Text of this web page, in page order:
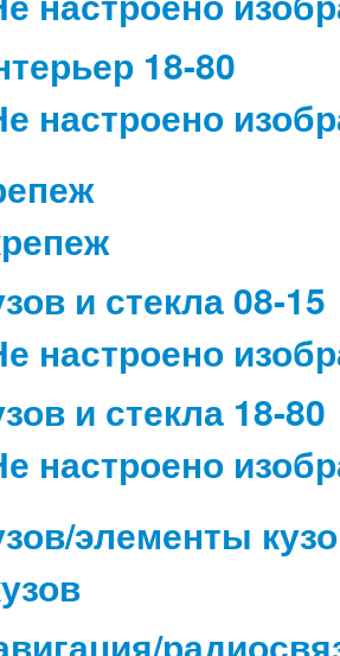
18-80
и стекла 08-15
и стекла 18-80
элементы